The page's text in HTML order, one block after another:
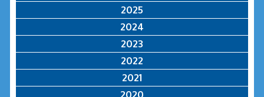
2025
2024
2023
2022
2021
2020